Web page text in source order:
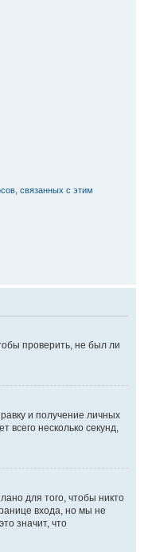
связанных с этим
проверить, не был ли
и получение личных
несколько секунд,
для того, чтобы никто
входа, но мы не
значит, что